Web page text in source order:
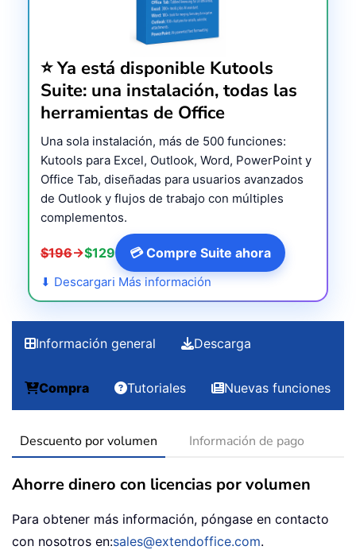
⭐ Ya está disponible Kutools
Suite: una instalación, todas las
herramientas de Office
Una sola instalación, más de 500 funciones:
Kutools para Excel, Outlook, Word, PowerPoint y
Office Tab, diseñadas para usuarios avanzados
de Outlook y flujos de trabajo con múltiples
complementos.
$196→$129 💳 Compre Suite ahora
⬇ Descargarℹ Más información
Información general Descarga
Compra Tutoriales Nuevas funciones
Descuento por volumen Información de pago
Ahorre dinero con licencias por volumen
Para obtener más información, póngase en contacto
con nosotros en:sales@extendoffice.com.